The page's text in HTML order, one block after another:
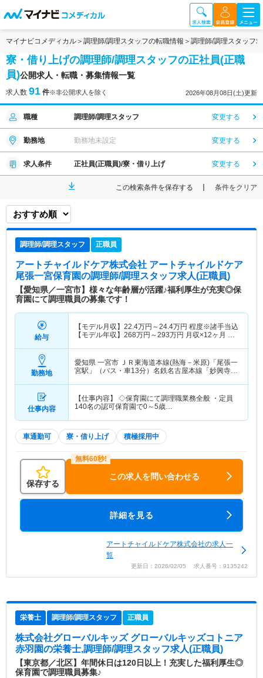
マイナビコメディカル 調理師/調理スタッフの転職情報 調理師/調理スタッフ
寮・借り上げの調理師/調理スタッフの正社員(正職
員)公開求人・転職・募集情報一覧
求人数 91 件※非公開求人を除く 2026年08月08日(土)更新
職種 調理師/調理スタッフ 変更する
勤務地 勤務地未設定 変更する
求人条件 正社員(正職員)/寮・借り上げ 変更する
この検索条件を保存する 条件をクリア
調理師/調理スタッフ 正職員
アートチャイルドケア株式会社 アートチャイルドケア
尾張一宮保育園の調理師/調理スタッフ求人(正職員)
【愛知県／一宮市】様々な年齢層が活躍♪福利厚生が充実◎保
育園にて調理職員の募集です！
給与
【モデル月収】 22.4万円～24.4万円 程度※諸手当込
【モデル年収】 268万円～293万円 月収×12ヶ月 賞
勤務地
愛知県 一宮市 ＪＲ東海道本線(熱海－米原)「尾張一
宮駅」（バス・車13分）名鉄名古屋本線「妙興寺
仕事内容
【仕事内容】 ◇保育園にて調理職業務全般 ・定員
140名の認可保育園で0～5歳…
車通勤可 寮・借り上げ 積極採用中
保存する
この求人を問い合わせる
詳細を見る
アートチャイルドケア株式会社の求人一
覧
更新日：2026/02/05 求人番号：9135242
栄養士 調理師/調理スタッフ 正職員
株式会社グローバルキッズ グローバルキッズコトニア
赤羽園の栄養士,調理師/調理スタッフ求人(正職員)
【東京都／北区】年間休日は120日以上！充実した福利厚生◎
保育園で調理職員募集♪